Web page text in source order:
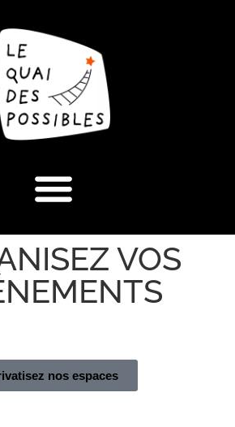
VOS
nos espaces